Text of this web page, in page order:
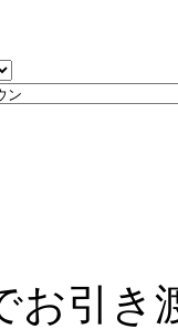
お引き